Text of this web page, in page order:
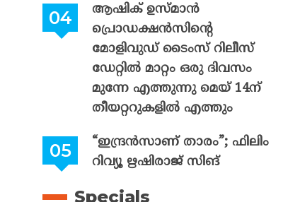
ആഷിക് ഉസ്മാൻ
പ്രൊഡക്ഷൻസിന്റെ
മോളിവുഡ് ടൈംസ് റിലീസ്
ഡേറ്റിൽ മാറ്റം ഒരു ദിവസം
മുന്നേ എത്തുന്നു മെയ് 14ന്
തീയറ്ററുകളിൽ എത്തും
“ഇന്ദ്രൻസാണ് താരം”; ഫിലിം
റിവ്യൂ ഋഷിരാജ് സിങ്
Specials